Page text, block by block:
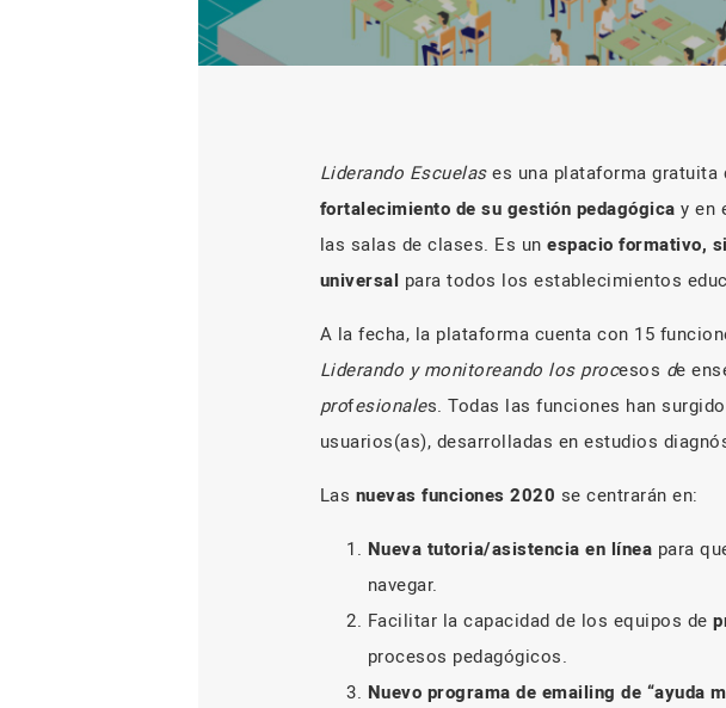
Liderando Escuelases una plataforma gratuita
fortalecimiento de su gestión pedagógica y en
las salas de clases. Es un espacio formativo,
universal para todos los establecimientos
A la fecha, la plataforma cuenta con 15
Liderando y monitoreando los procesos de
profesionales. Todas las funciones han
usuarios(as), desarrolladas en estudios
Las nuevas funciones 2020 se centrarán en:
Nueva tutoria/asistencia en línea para
navegar.
Facilitar la capacidad de los equipos de
procesos pedagógicos.
Nuevo programa de emailing de “ayuda